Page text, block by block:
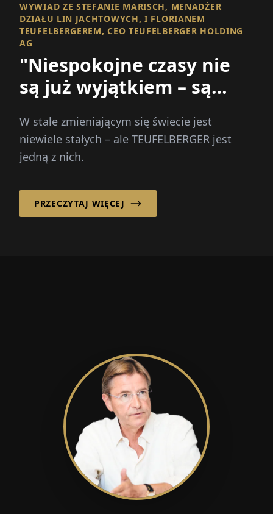
WYWIAD ZE STEFANIE MARISCH, MENADŻER
DZIAŁU LIN JACHTOWYCH, I FLORIANEM
TEUFELBERGEREM, CEO TEUFELBERGER HOLDING
AG
"Niespokojne czasy nie
są już wyjątkiem – są
W stale zmieniającym się świecie jest
niewiele stałych – ale TEUFELBERGER jest
jedną z nich.
PRZECZYTAJ WIĘCEJ